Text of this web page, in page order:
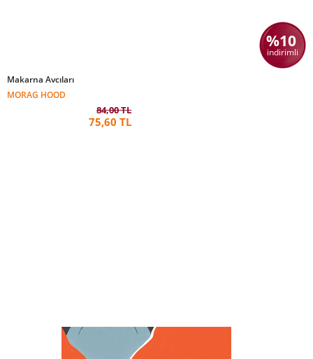
%10
indirimli
Makarna Avcıları
MORAG HOOD
84,00 TL
75,60 TL